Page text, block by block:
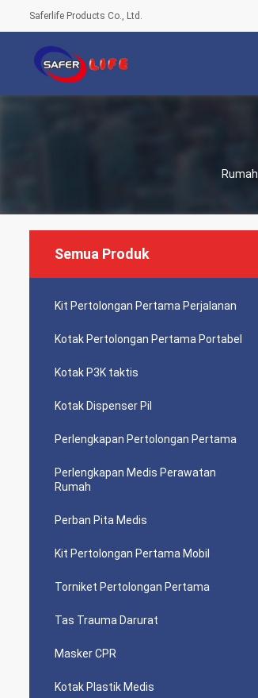
Saferlife Products Co., Ltd.
Rumah
Semua Produk
Kit Pertolongan Pertama Perjalanan
Kotak Pertolongan Pertama Portabel
Kotak P3K taktis
Kotak Dispenser Pil
Perlengkapan Pertolongan Pertama
Perlengkapan Medis Perawatan
Rumah
Perban Pita Medis
Kit Pertolongan Pertama Mobil
Torniket Pertolongan Pertama
Tas Trauma Darurat
Masker CPR
Kotak Plastik Medis